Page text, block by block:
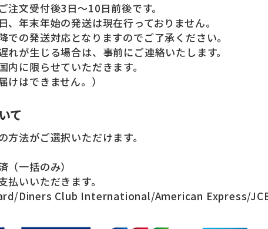
文受付後3日～10日前後です。
年末年始の発送は現在行っておりません。
での発送対応となりますのでご了承ください。
が生じる場合は、事前にご連絡いたします。
に限らせていただきます。
はできません。）
て
方法がご選択いただけます。
一括のみ）
払いいただきます。
Diners Club International/American Express/JCB